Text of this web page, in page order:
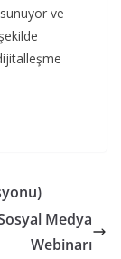
ve
Medya
Webinarı